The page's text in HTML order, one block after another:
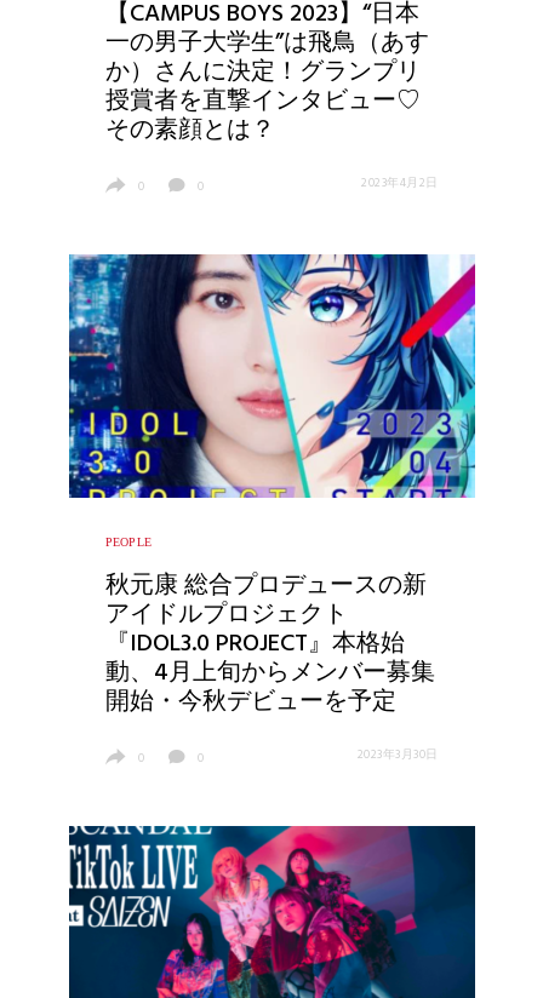
【CAMPUS BOYS 2023】“日本
一の男子大学生”は飛鳥（あす
か）さんに決定！グランプリ
授賞者を直撃インタビュー♡
その素顔とは？
0 0 2023年4月2日
PEOPLE
秋元康 総合プロデュースの新
アイドルプロジェクト
『IDOL3.0 PROJECT』本格始
動、4月上旬からメンバー募集
開始・今秋デビューを予定
0 0 2023年3月30日